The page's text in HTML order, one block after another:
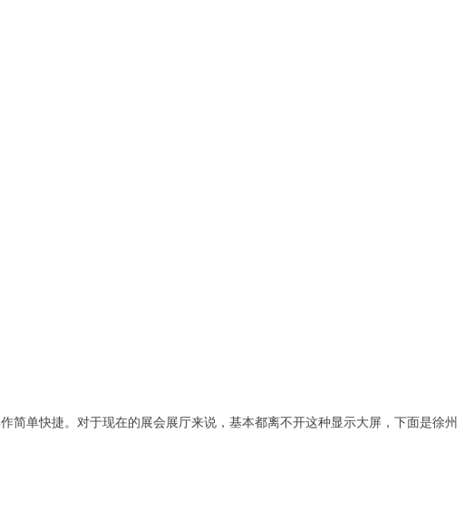
单快捷。对于现在的展会展厅来说，基本都离不开这种显示大屏，下面是徐州